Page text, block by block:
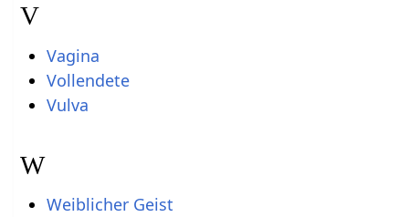
V
Vagina
Vollendete
Vulva
W
Weiblicher Geist